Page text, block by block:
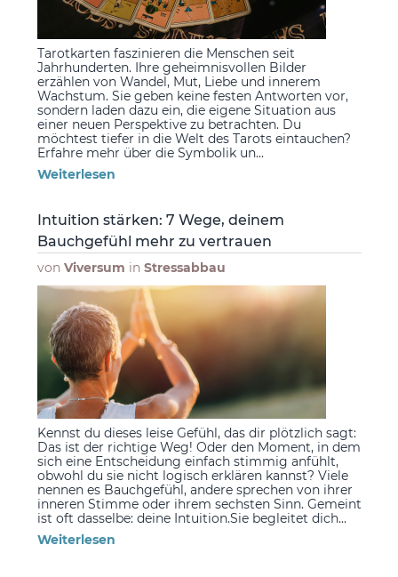
Tarotkarten faszinieren die Menschen seit
Jahrhunderten. Ihre geheimnisvollen Bilder
erzählen von Wandel, Mut, Liebe und innerem
Wachstum. Sie geben keine festen Antworten vor,
sondern laden dazu ein, die eigene Situation aus
einer neuen Perspektive zu betrachten. Du
möchtest tiefer in die Welt des Tarots eintauchen?
Erfahre mehr über die Symbolik un...
Weiterlesen
Intuition stärken: 7 Wege, deinem
Bauchgefühl mehr zu vertrauen
von Viversum in Stressabbau
Kennst du dieses leise Gefühl, das dir plötzlich sagt:
Das ist der richtige Weg! Oder den Moment, in dem
sich eine Entscheidung einfach stimmig anfühlt,
obwohl du sie nicht logisch erklären kannst? Viele
nennen es Bauchgefühl, andere sprechen von ihrer
inneren Stimme oder ihrem sechsten Sinn. Gemeint
ist oft dasselbe: deine Intuition.Sie begleitet dich...
Weiterlesen